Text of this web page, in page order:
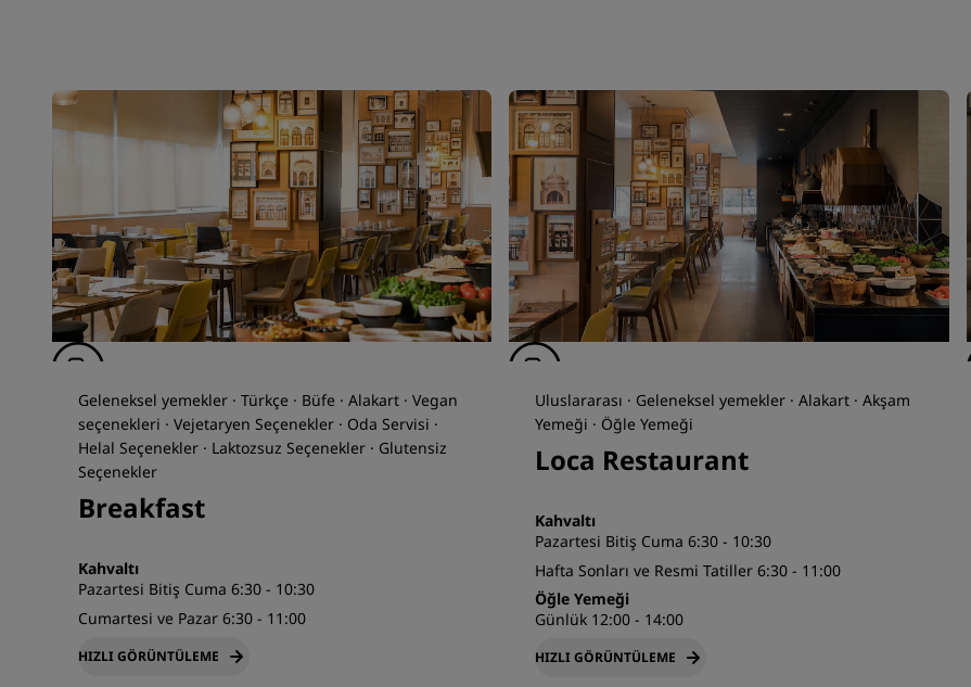
Geleneksel yemekler · Türkçe · Büfe · Alakart · Vegan
seçenekleri · Vejetaryen Seçenekler · Oda Servisi ·
Helal Seçenekler · Laktozsuz Seçenekler · Glutensiz
Seçenekler
Breakfast
Kahvaltı
Pazartesi Bitiş Cuma 6:30 - 10:30
Cumartesi ve Pazar 6:30 - 11:00
HIZLI GÖRÜNTÜLEME
Uluslararası · Geleneksel yemekler · Alakart · Akşam
Yemeği · Öğle Yemeği
Loca Restaurant
Kahvaltı
Pazartesi Bitiş Cuma 6:30 - 10:30
Hafta Sonları ve Resmi Tatiller 6:30 - 11:00
Öğle Yemeği
Günlük 12:00 - 14:00
HIZLI GÖRÜNTÜLEME